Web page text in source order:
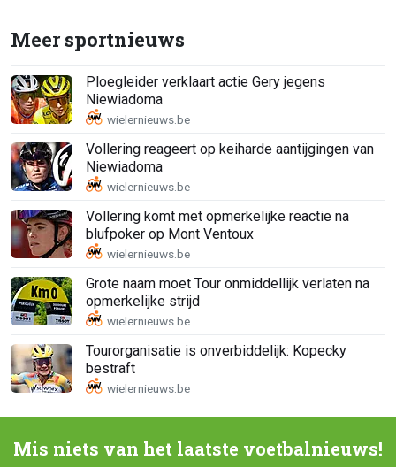
Meer sportnieuws
Ploegleider verklaart actie Gery jegens
Niewiadoma
Vollering reageert op keiharde aantijgingen van
Niewiadoma
Vollering komt met opmerkelijke reactie na
blufpoker op Mont Ventoux
Grote naam moet Tour onmiddellijk verlaten na
opmerkelijke strijd
Tourorganisatie is onverbiddelijk: Kopecky
bestraft
Mis niets van het laatste voetbalnieuws!